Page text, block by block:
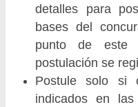
detalles para
bases del
punto de este
postulación se
Postule solo si
indicados en